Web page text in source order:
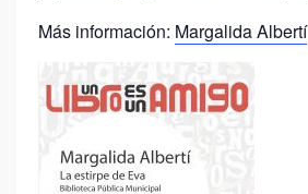
Más información: Margalida Albertí